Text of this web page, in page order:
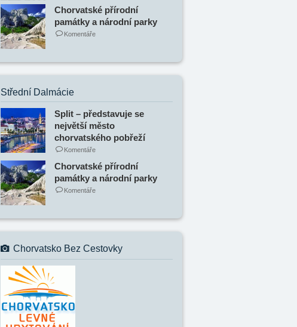
Chorvatské přírodní
památky a národní parky
Komentáře
Střední Dalmácie
Split – představuje se
největší město
chorvatského pobřeží
Komentáře
Chorvatské přírodní
památky a národní parky
Komentáře
Chorvatsko Bez Cestovky